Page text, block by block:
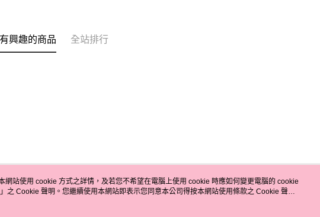
興趣的商品 全站排行
關於我們 客服資訊
網站使用 cookie 方式之詳情，及若您不希望在電腦上使用 cookie 時應如何變更電腦的 cookie
」之 Cookie 聲明。您繼續使用本網站即表示您同意本公司得按本網站使用條款之 Cookie 聲明